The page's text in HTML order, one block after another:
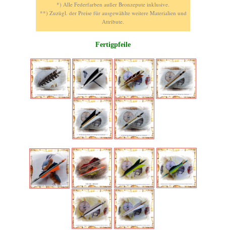
*) Alle Federfarben außer Bronzepute inklusive.
**) Zuzügl. der Preise für ausgewählte weitere Materialien und
Attribute.
Fertigpfeile